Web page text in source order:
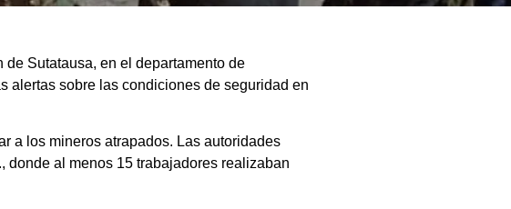
Sutatausa, en el departamento de
alertas sobre las condiciones de seguridad en
a los mineros atrapados. Las autoridades
donde al menos 15 trabajadores realizaban